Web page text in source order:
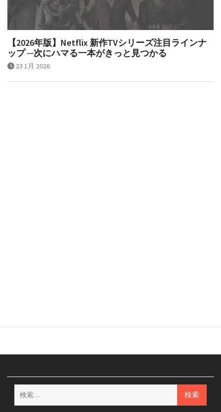
【2026年版】Netflix 新作TVシリーズ注目ラインナ
ップ ─次にハマる一本がきっと見つかる
23 1月 2026
検
索: